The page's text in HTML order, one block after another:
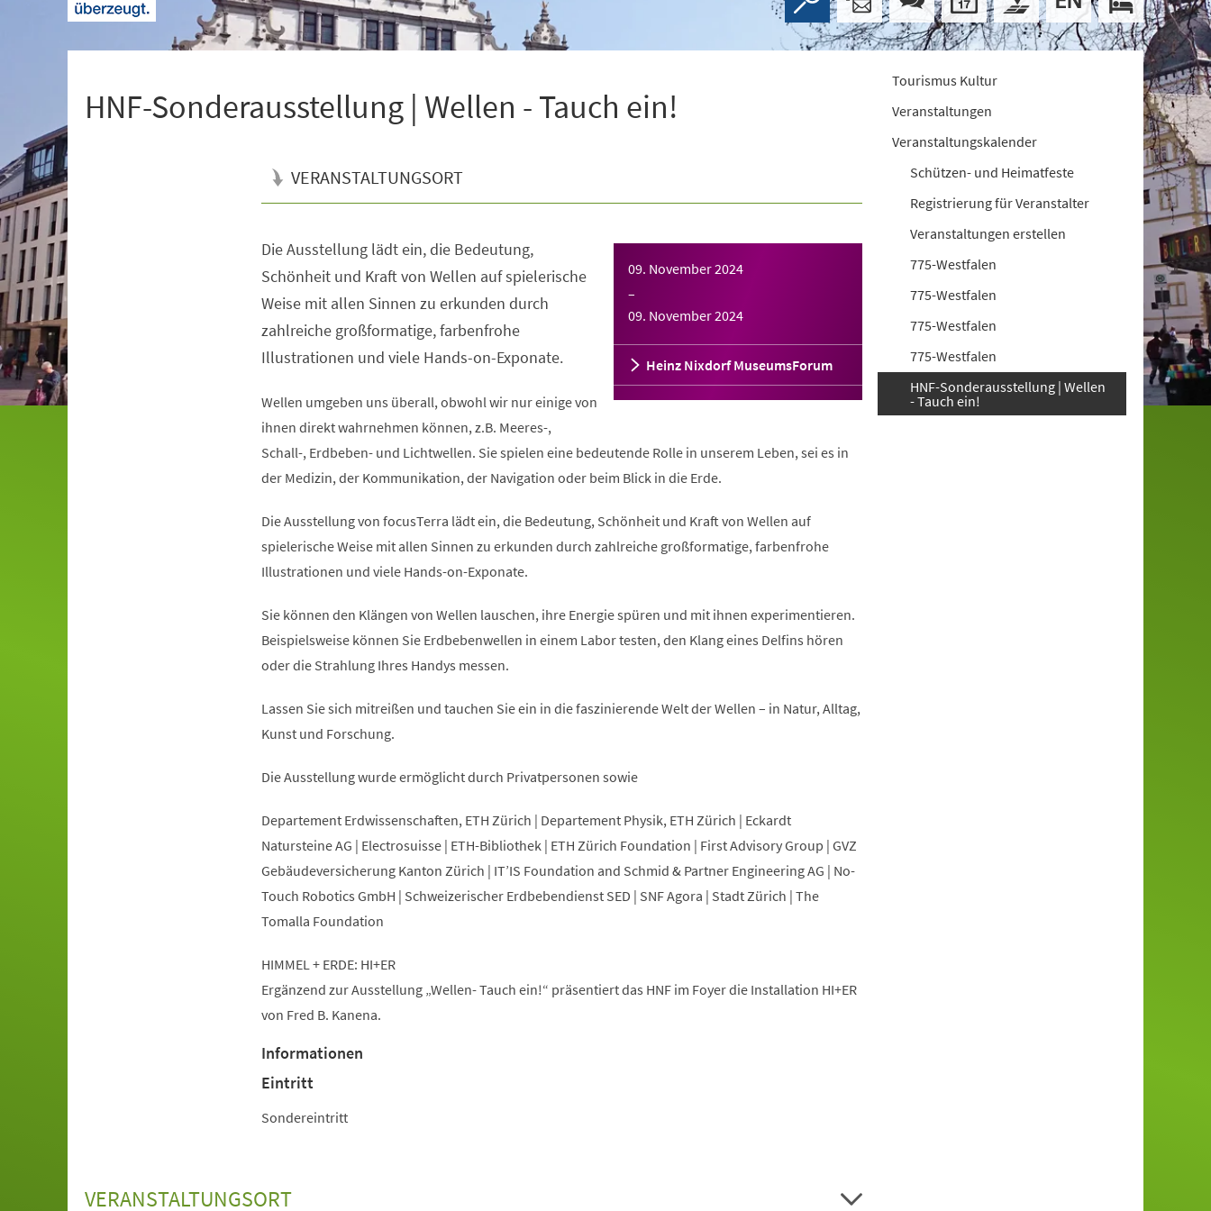
HNF-Sonderausstellung | Wellen - Tauch ein!
VERANSTALTUNGSORT
09. November 2024
–
09. November 2024
Heinz Nixdorf MuseumsForum
Die Ausstellung lädt ein, die Bedeutung,
Schönheit und Kraft von Wellen auf spielerische
Weise mit allen Sinnen zu erkunden durch
zahlreiche großformatige, farbenfrohe
Illustrationen und viele Hands-on-Exponate.
Wellen umgeben uns überall, obwohl wir nur einige von
ihnen direkt wahrnehmen können, z.B. Meeres-,
Schall-, Erdbeben- und Lichtwellen. Sie spielen eine bedeutende Rolle in unserem Leben, sei es in
der Medizin, der Kommunikation, der Navigation oder beim Blick in die Erde.
Die Ausstellung von focusTerra lädt ein, die Bedeutung, Schönheit und Kraft von Wellen auf
spielerische Weise mit allen Sinnen zu erkunden durch zahlreiche großformatige, farbenfrohe
Illustrationen und viele Hands-on-Exponate.
Sie können den Klängen von Wellen lauschen, ihre Energie spüren und mit ihnen experimentieren.
Beispielsweise können Sie Erdbebenwellen in einem Labor testen, den Klang eines Delfins hören
oder die Strahlung Ihres Handys messen.
Lassen Sie sich mitreißen und tauchen Sie ein in die faszinierende Welt der Wellen – in Natur, Alltag,
Kunst und Forschung.
Die Ausstellung wurde ermöglicht durch Privatpersonen sowie
Departement Erdwissenschaften, ETH Zürich | Departement Physik, ETH Zürich | Eckardt
Natursteine AG | Electrosuisse | ETH-Bibliothek | ETH Zürich Foundation | First Advisory Group | GVZ
Gebäudeversicherung Kanton Zürich | IT’IS Foundation and Schmid & Partner Engineering AG | No-
Touch Robotics GmbH | Schweizerischer Erdbebendienst SED | SNF Agora | Stadt Zürich | The
Tomalla Foundation
HIMMEL + ERDE: HI+ER
Ergänzend zur Ausstellung „Wellen- Tauch ein!“ präsentiert das HNF im Foyer die Installation HI+ER
von Fred B. Kanena.
Informationen
Eintritt
Sondereintritt
VERANSTALTUNGSORT
Tourismus Kultur
Veranstaltungen
Veranstaltungskalender
Schützen- und Heimatfeste
Registrierung für Veranstalter
Veranstaltungen erstellen
775-Westfalen
775-Westfalen
775-Westfalen
775-Westfalen
HNF-Sonderausstellung | Wellen
- Tauch ein!